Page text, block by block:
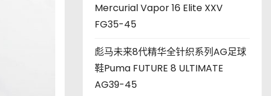
Mercurial Vapor 16 Elite XXV
FG35-45
彪马未来8代精华全针织系列AG足球
鞋Puma FUTURE 8 ULTIMATE
AG39-45